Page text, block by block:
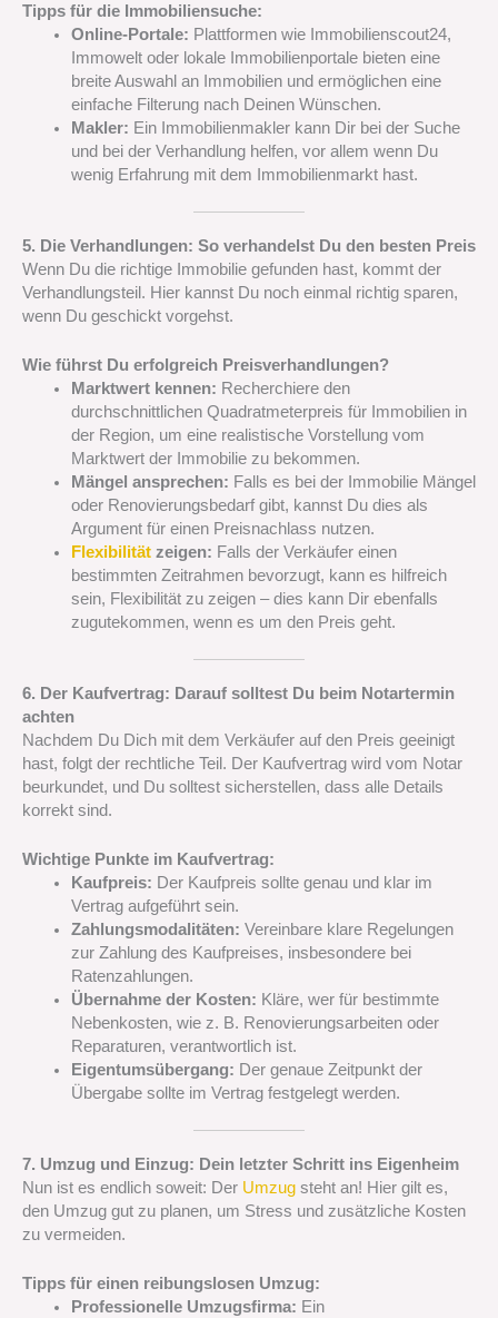
Tipps für die Immobiliensuche:
Online-Portale: Plattformen wie Immobilienscout24,
Immowelt oder lokale Immobilienportale bieten eine
breite Auswahl an Immobilien und ermöglichen eine
einfache Filterung nach Deinen Wünschen.
Makler: Ein Immobilienmakler kann Dir bei der Suche
und bei der Verhandlung helfen, vor allem wenn Du
wenig Erfahrung mit dem Immobilienmarkt hast.
5. Die Verhandlungen: So verhandelst Du den besten Preis
Wenn Du die richtige Immobilie gefunden hast, kommt der
Verhandlungsteil. Hier kannst Du noch einmal richtig sparen,
wenn Du geschickt vorgehst.
Wie führst Du erfolgreich Preisverhandlungen?
Marktwert kennen: Recherchiere den
durchschnittlichen Quadratmeterpreis für Immobilien in
der Region, um eine realistische Vorstellung vom
Marktwert der Immobilie zu bekommen.
Mängel ansprechen: Falls es bei der Immobilie Mängel
oder Renovierungsbedarf gibt, kannst Du dies als
Argument für einen Preisnachlass nutzen.
Flexibilitätzeigen: Falls der Verkäufer einen
bestimmten Zeitrahmen bevorzugt, kann es hilfreich
sein, Flexibilität zu zeigen – dies kann Dir ebenfalls
zugutekommen, wenn es um den Preis geht.
6. Der Kaufvertrag: Darauf solltest Du beim Notartermin
achten
Nachdem Du Dich mit dem Verkäufer auf den Preis geeinigt
hast, folgt der rechtliche Teil. Der Kaufvertrag wird vom Notar
beurkundet, und Du solltest sicherstellen, dass alle Details
korrekt sind.
Wichtige Punkte im Kaufvertrag:
Kaufpreis: Der Kaufpreis sollte genau und klar im
Vertrag aufgeführt sein.
Zahlungsmodalitäten: Vereinbare klare Regelungen
zur Zahlung des Kaufpreises, insbesondere bei
Ratenzahlungen.
Übernahme der Kosten: Kläre, wer für bestimmte
Nebenkosten, wie z. B. Renovierungsarbeiten oder
Reparaturen, verantwortlich ist.
Eigentumsübergang: Der genaue Zeitpunkt der
Übergabe sollte im Vertrag festgelegt werden.
7. Umzug und Einzug: Dein letzter Schritt ins Eigenheim
Nun ist es endlich soweit: Der Umzug steht an! Hier gilt es,
den Umzug gut zu planen, um Stress und zusätzliche Kosten
zu vermeiden.
Tipps für einen reibungslosen Umzug:
Professionelle Umzugsfirma: Ein